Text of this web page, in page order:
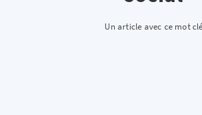
Un article avec ce mot clé